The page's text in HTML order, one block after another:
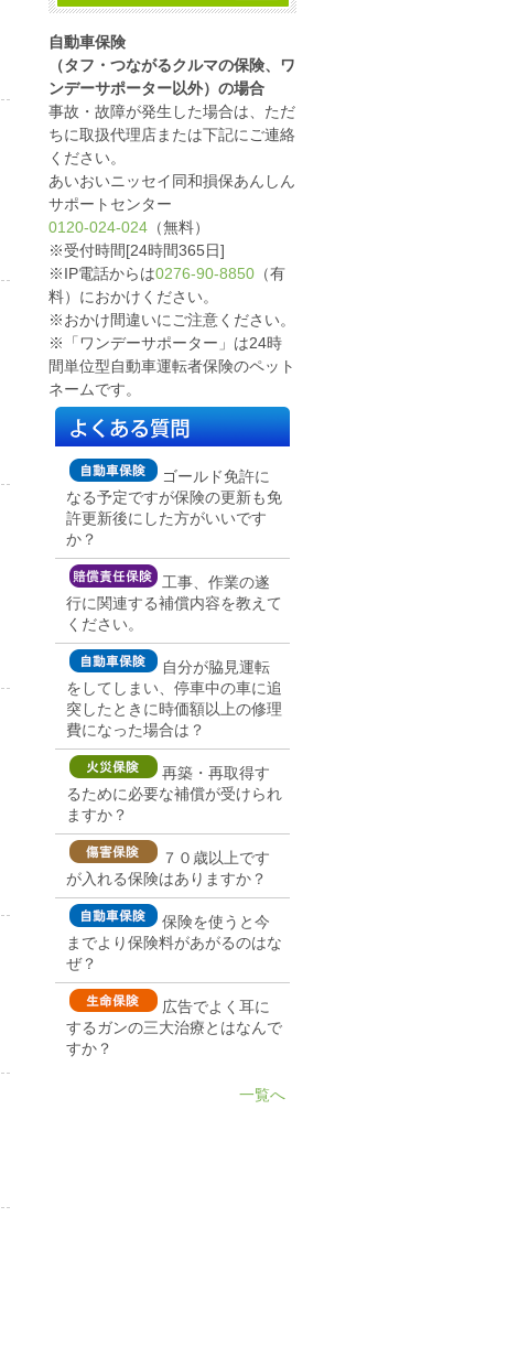
自動車保険
（タフ・つながるクルマの保険、ワ
ンデーサポーター以外）の場合
事故・故障が発生した場合は、ただ
ちに取扱代理店または下記にご連絡
ください。
あいおいニッセイ同和損保あんしん
サポートセンター
0120-024-024 （無料）
※受付時間[24時間365日]
※IP電話からは0276-90-8850 （有
料）におかけください。
※おかけ間違いにご注意ください。
※「ワンデーサポーター」は24時
間単位型自動車運転者保険のペット
ネームです。
ゴールド免許に
なる予定ですが保険の更新も免
許更新後にした方がいいです
か？
工事、作業の遂
行に関連する補償内容を教えて
ください。
自分が脇見運転
をしてしまい、停車中の車に追
突したときに時価額以上の修理
費になった場合は？
再築・再取得す
るために必要な補償が受けられ
ますか？
７０歳以上です
が入れる保険はありますか？
保険を使うと今
までより保険料があがるのはな
ぜ？
広告でよく耳に
するガンの三大治療とはなんで
すか？
一覧へ